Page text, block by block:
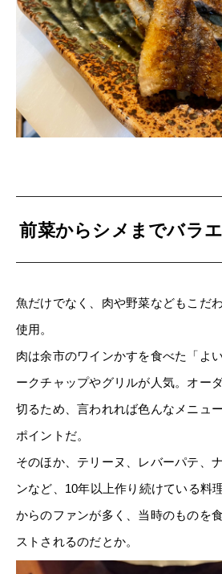
前菜からシメまでバラ
魚だけでなく、肉や野菜などもこだ
使用。
肉は余市のワインかすを食べた「よ
ークチャップやグリルが人気。オー
切るため、言われれば色んなメニュ
ポイントだ。
そのほか、テリーヌ、レバーパテ、
ンなど、10年以上作り続けている料
からのファンが多く、当時のものを
ストされるのだとか。